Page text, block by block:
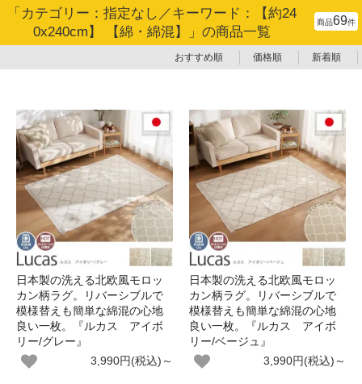
「カテゴリー：指定なし／キーワード：【約24
0x240cm】 【綿・綿混】」の商品一覧
商品69件
おすすめ順 価格順 新着順
日本製の洗える北欧風モロッ
カン柄ラグ。リバーシブルで
模様替えも簡単な綿混の心地
良い一枚。『ルカス アイボ
リー/グレー』
3,990円(税込)～
日本製の洗える北欧風モロッ
カン柄ラグ。リバーシブルで
模様替えも簡単な綿混の心地
良い一枚。『ルカス アイボ
リー/ベージュ』
3,990円(税込)～